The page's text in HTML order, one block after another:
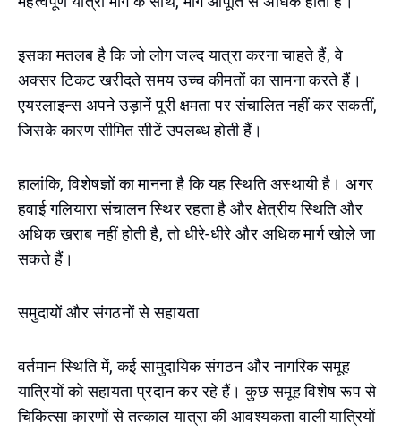
इसका मतलब है कि जो लोग जल्द यात्रा करना चाहते हैं, वे
अक्सर टिकट खरीदते समय उच्च कीमतों का सामना करते हैं।
एयरलाइन्स अपने उड़ानें पूरी क्षमता पर संचालित नहीं कर सकतीं,
जिसके कारण सीमित सीटें उपलब्ध होती हैं।
हालांकि, विशेषज्ञों का मानना ​​है कि यह स्थिति अस्थायी है। अगर
हवाई गलियारा संचालन स्थिर रहता है और क्षेत्रीय स्थिति और
अधिक खराब नहीं होती है, तो धीरे-धीरे और अधिक मार्ग खोले जा
सकते हैं।
समुदायों और संगठनों से सहायता
वर्तमान स्थिति में, कई सामुदायिक संगठन और नागरिक समूह
यात्रियों को सहायता प्रदान कर रहे हैं। कुछ समूह विशेष रूप से
चिकित्सा कारणों से तत्काल यात्रा की आवश्यकता वाली यात्रियों